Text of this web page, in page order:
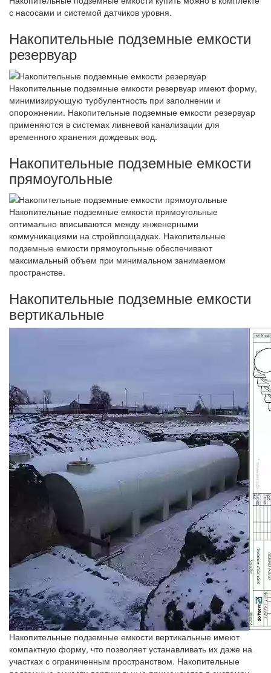
с насосами и системой датчиков уровня.
Накопительные подземные емкости
резервуар
Накопительные подземные емкости резервуар имеют форму,
минимизирующую турбулентность при заполнении и
опорожнении. Накопительные подземные емкости резервуар
применяются в системах ливневой канализации для
временного хранения дождевых вод.
Накопительные подземные емкости
прямоугольные
Накопительные подземные емкости прямоугольные
оптимально вписываются между инженерными
коммуникациями на стройплощадках. Накопительные
подземные емкости прямоугольные обеспечивают
максимальный объем при минимальном занимаемом
пространстве.
Накопительные подземные емкости
вертикальные
Накопительные подземные емкости вертикальные имеют
компактную форму, что позволяет устанавливать их даже на
участках с ограниченным пространством. Накопительные